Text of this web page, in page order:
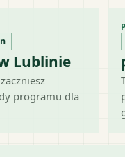
Lublinie
programu dla